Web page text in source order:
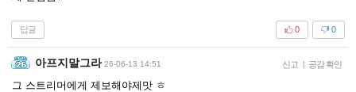
답글 0
0
아프지말그라 26-06-13 14:51 신고 | 공감 확인
그 스트리머에게 제보해야제맛 ㅎ